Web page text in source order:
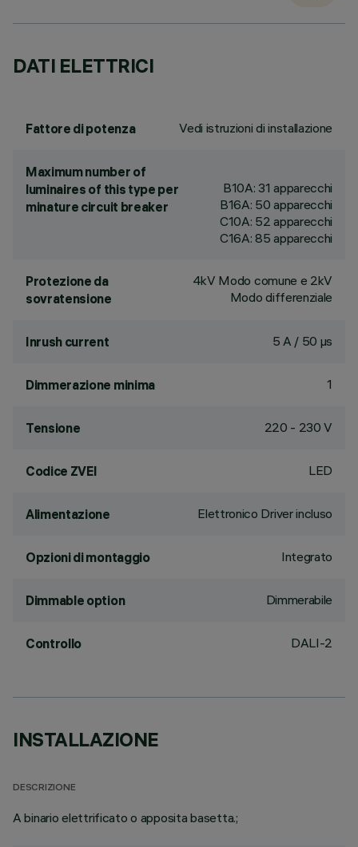
DATI ELETTRICI
Fattore di potenza Vedi istruzioni di installazione
Maximum number of
luminaires of this type per
minature circuit breaker
B10A: 31 apparecchi
B16A: 50 apparecchi
C10A: 52 apparecchi
C16A: 85 apparecchi
Protezione da
sovratensione
4kV Modo comune e 2kV
Modo differenziale
Inrush current 5 A / 50 µs
Dimmerazione minima 1
Tensione 220 - 230 V
Codice ZVEI LED
Alimentazione Elettronico Driver incluso
Opzioni di montaggio Integrato
Dimmable option Dimmerabile
Controllo DALI-2
INSTALLAZIONE
DESCRIZIONE
A binario elettrificato o apposita basetta.;